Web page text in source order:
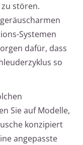
stören.
Systemen
dafür, dass
so
Sie auf Modelle,
konzipiert
angepasste